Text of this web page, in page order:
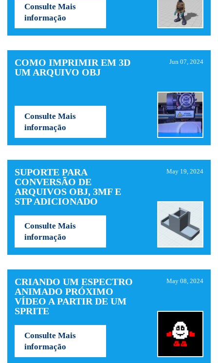
Consulte Mais
informação
COMO IMPRIMIR EM 3D
UM ARQUIVO OBJ
Jun 07, 2024
Consulte Mais
informação
SUPORTE PARA
CONVERSÃO DE
ARQUIVOS OBJ, 3MF E
STP ADICIONADO
May 19, 2024
Consulte Mais
informação
CRIANDO UM ESPECTRO
ANIMADO PRÓXIMO
VÍDEO A PARTIR DE UM
SPRITE
May 08, 2024
Consulte Mais
informação